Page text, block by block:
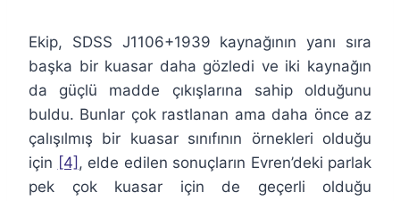
Ekip, SDSS J1106+1939 kaynağının yanı sıra
başka bir kuasar daha gözledi ve iki kaynağın
da güçlü madde çıkışlarına sahip olduğunu
buldu. Bunlar çok rastlanan ama daha önce az
çalışılmış bir kuasar sınıfının örnekleri olduğu
için [4] , elde edilen sonuçların Evren’deki parlak
pek çok kuasar için de geçerli olduğu